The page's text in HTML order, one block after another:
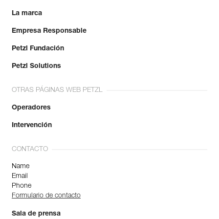
La marca
Empresa Responsable
Petzl Fundación
Petzl Solutions
OTRAS PÁGINAS WEB PETZL
Operadores
Intervención
CONTACTO
Name
Email
Phone
Formulario de contacto
Sala de prensa